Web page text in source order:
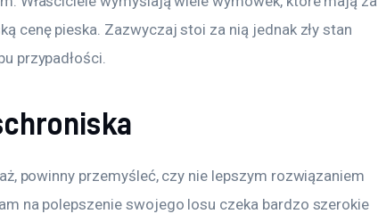
cenę pieska. Zazwyczaj stoi za nią jednak zły stan
przypadłości.
powinny przemyśleć, czy nie lepszym rozwiązaniem
na polepszenie swojego losu czeka bardzo szerokie